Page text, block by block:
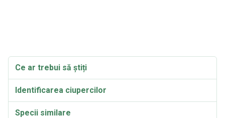
Ce ar trebui să știți
Identificarea ciupercilor
Specii similare